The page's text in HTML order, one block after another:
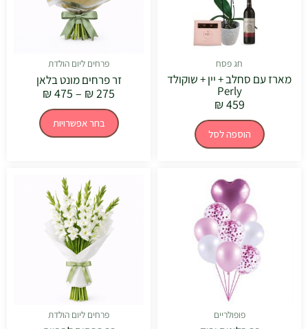
חג פסח
מארז עם סחלב + יין + שוקולד
Perly
₪459
הוספה לסל
פרחים ליום הולדת
זר פרחים מונט בלאן
₪275
–
₪475
בחר אפשרויות
פופולריים פרחים ליום הולדת